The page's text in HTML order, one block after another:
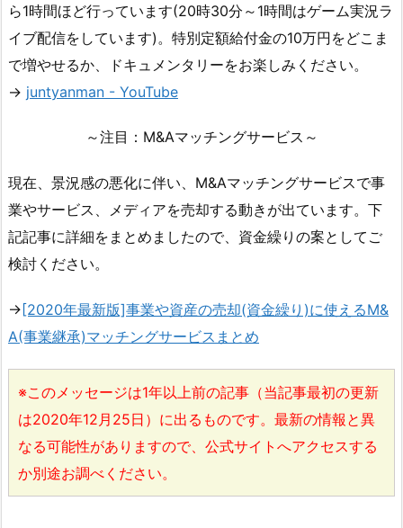
ら1時間ほど行っています(20時30分～1時間はゲーム実況ラ
イブ配信をしています)。特別定額給付金の10万円をどこま
で増やせるか、ドキュメンタリーをお楽しみください。
→ juntyanman - YouTube
～注目：M&Aマッチングサービス～
現在、景況感の悪化に伴い、M&Aマッチングサービスで事
業やサービス、メディアを売却する動きが出ています。下
記記事に詳細をまとめましたので、資金繰りの案としてご
検討ください。
→[2020年最新版]事業や資産の売却(資金繰り)に使えるM&
A(事業継承)マッチングサービスまとめ
※このメッセージは1年以上前の記事（当記事最初の更新
は2020年12月25日）に出るものです。最新の情報と異
なる可能性がありますので、公式サイトへアクセスする
か別途お調べください。